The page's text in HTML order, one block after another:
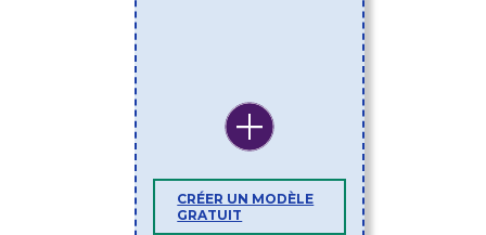
CRÉER UN MODÈLE
GRATUIT